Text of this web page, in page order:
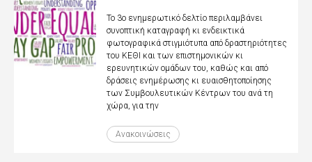
Το 3ο ενημερωτικό δελτίο περιλαμβάνει
συνοπτική καταγραφή κι ενδεικτικά
φωτογραφικά στιγμιότυπα από δραστηριότητες
του ΚΕΘΙ και των επιστημονικών κι
ερευνητικών ομάδων του, καθώς και από
δράσεις ενημέρωσης κι ευαισθητοποίησης
των Συμβουλευτικών Κέντρων του ανά τη
χώρα, για την
Ανακοινώσεις